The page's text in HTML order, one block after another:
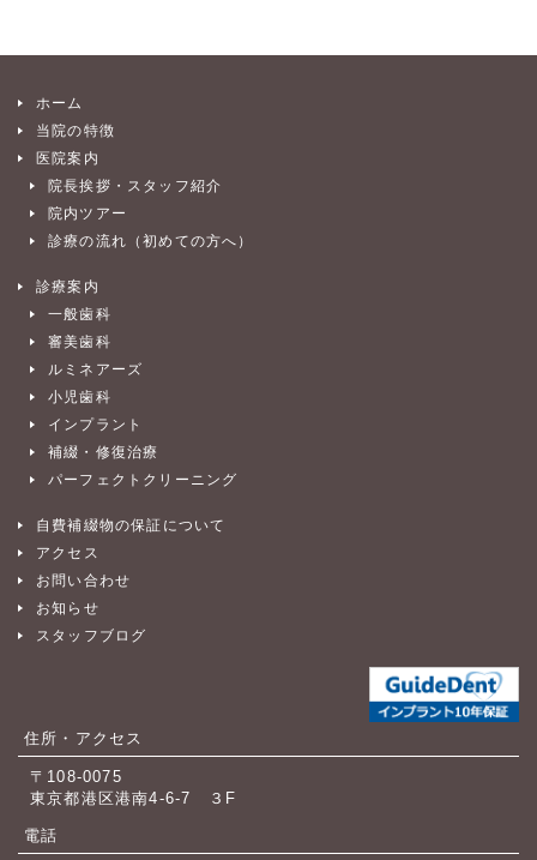
ホーム
当院の特徴
医院案内
院長挨拶・スタッフ紹介
院内ツアー
診療の流れ（初めての方へ）
診療案内
一般歯科
審美歯科
ルミネアーズ
小児歯科
インプラント
補綴・修復治療
パーフェクトクリーニング
自費補綴物の保証について
アクセス
お問い合わせ
お知らせ
スタッフブログ
住所・アクセス
〒108-0075
東京都港区港南4-6-7 ３F
電話